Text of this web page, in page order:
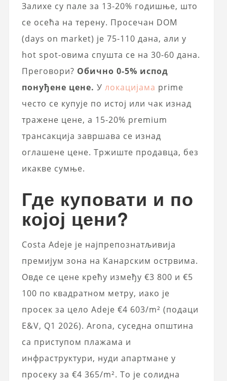
Залихе су пале за 13-20% годишње, што
се осећа на терену. Просечан DOM
(days on market) је 75-110 дана, али у
hot spot-овима спушта се на 30-60 дана.
Преговори? Обично 0-5% испод
понуђене цене. У локацијама prime
често се купује по истој или чак изнад
тражене цене, а 15-20% premium
трансакција завршава се изнад
оглашене цене. Тржиште продавца, без
икакве сумње.
Где куповати и по
којој цени?
Costa Adeje је најпрепознатљивија
премијум зона на Канарским острвима.
Овде се цене крећу између €3 800 и €5
100 по квадратном метру, иако је
просек за цело Adeje €4 603/m² (подаци
E&V, Q1 2026). Arona, суседна општина
са приступом плажама и
инфраструктури, нуди апартмане у
просеку за €4 365/m². То је солидна